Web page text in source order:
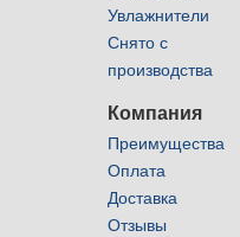
Увлажнители
Снято с
производства
Компания
Преимущества
Оплата
Доставка
Отзывы